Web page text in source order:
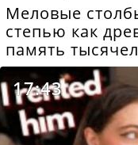
Меловые
степью как
память
17:43